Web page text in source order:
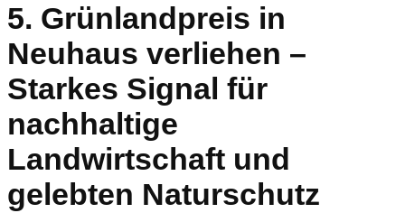
5. Grünlandpreis in
Neuhaus verliehen –
Starkes Signal für
nachhaltige
Landwirtschaft und
gelebten Naturschutz